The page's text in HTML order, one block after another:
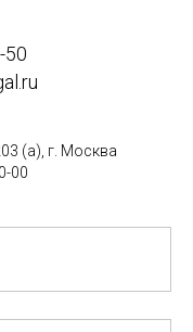
50
(а), г. Москва
00